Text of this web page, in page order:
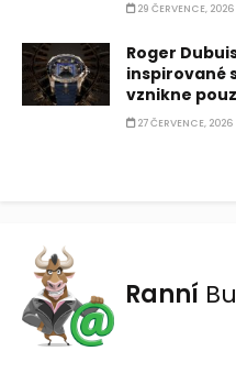
29 ČERVENCE, 2026
Roger
inspirované
vznikne
27 ČERVENCE, 2026
Ranní